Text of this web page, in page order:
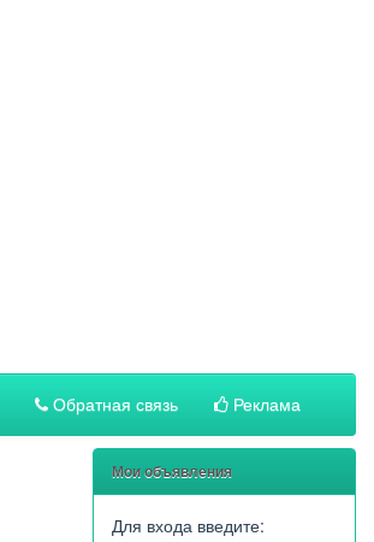
Обратная связь Реклама
Мои объявления
Для входа введите: